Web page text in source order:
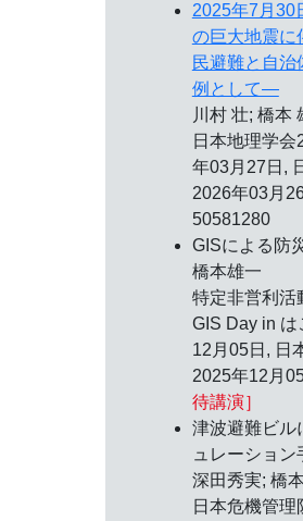
2025年7月30
の巨大地震に
民避難と自
例として―
川村 壮; 橋本
日本地理学
年03月27日 ,
2026年03月
50581280
GISによる防
橋本雄一
特定非営利活
GIS Day in は
12月05日 , 日
2025年12月
待講演］
津波避難ビル
ュレーショ
深田秀実; 橋
日本危機管